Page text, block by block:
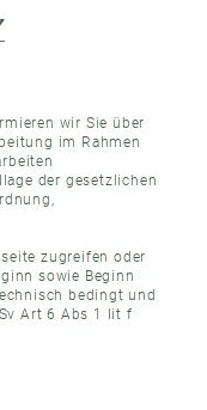
wir Sie über
im Rahmen
der gesetzlichen
zugreifen oder
sowie Beginn
bedingt und
Art 6 Abs 1 lit f